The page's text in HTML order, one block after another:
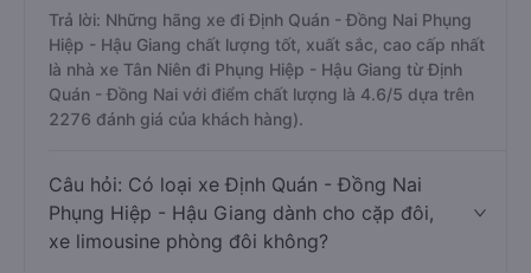
Trả lời: Những hãng xe đi Định Quán - Đồng Nai Phụng
Hiệp - Hậu Giang chất lượng tốt, xuất sắc, cao cấp nhất
là nhà xe Tân Niên đi Phụng Hiệp - Hậu Giang từ Định
Quán - Đồng Nai với điểm chất lượng là 4.6/5 dựa trên
2276 đánh giá của khách hàng).
Câu hỏi: Có loại xe Định Quán - Đồng Nai
Phụng Hiệp - Hậu Giang dành cho cặp đôi,
xe limousine phòng đôi không?